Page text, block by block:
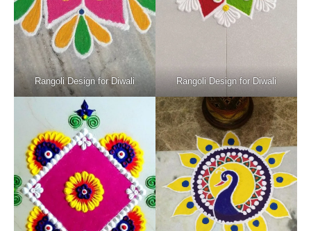
Rangoli Design for Diwali Rangoli Design for Diwali